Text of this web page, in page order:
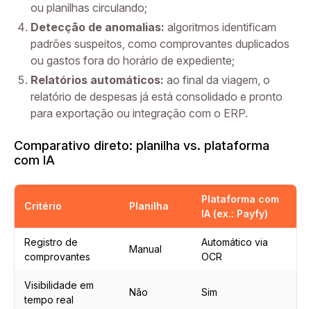
ou planilhas circulando;
Detecção de anomalias: algoritmos identificam
padrões suspeitos, como comprovantes duplicados
ou gastos fora do horário de expediente;
Relatórios automáticos: ao final da viagem, o
relatório de despesas já está consolidado e pronto
para exportação ou integração com o ERP.
Comparativo direto: planilha vs. plataforma
com IA
Critério Planilha
Plataforma com
IA (ex.: Payfy)
Registro de
comprovantes
Manual
Automático via
OCR
Visibilidade em
tempo real
Não Sim